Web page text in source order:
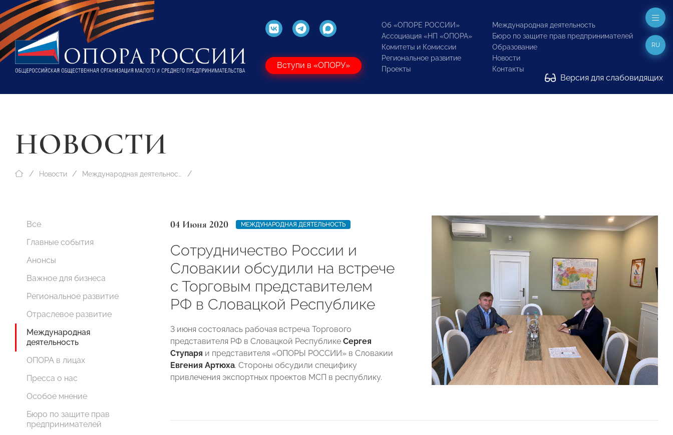
Вступи в «ОПОРУ»
Об «ОПОРЕ РОССИИ»
Ассоциация «НП «ОПОРА»
Комитеты и Комиссии
Региональное развитие
Проекты
Международная деятельность
Бюро по защите прав предпринимателей
Образование
Новости
Контакты
Версия для слабовидящих
RU
НОВОСТИ
Новости Международная деятельность
Все
Главные события
Анонсы
Важное для бизнеса
Региональное развитие
Отраслевое развитие
Международная
деятельность
ОПОРА в лицах
Пресса о нас
Особое мнение
Бюро по защите прав
предпринимателей
04 Июня 2020 МЕЖДУНАРОДНАЯ ДЕЯТЕЛЬНОСТЬ
Сотрудничество России и
Словакии обсудили на встрече
с Торговым представителем
РФ в Словацкой Республике
3 июня состоялась рабочая встреча Торгового
представителя РФ в Словацкой Республике Сергея
Ступаря и представителя «ОПОРЫ РОССИИ» в Словакии
Евгения Артюха. Стороны обсудили специфику
привлечения экспортных проектов МСП в республику.